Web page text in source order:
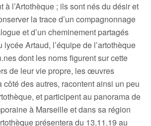
à l’Artothèque ; ils sont nés du désir et
la trace d’un compagnonnage
et d’un cheminement partagés
Artaud, l’équipe de l’artothèque
dont les noms figurent sur cette
de leur vie propre, les œuvres
côté des autres, racontent ainsi un peu
et participent au panorama de
à Marseille et dans sa région
présentera du 13.11.19 au